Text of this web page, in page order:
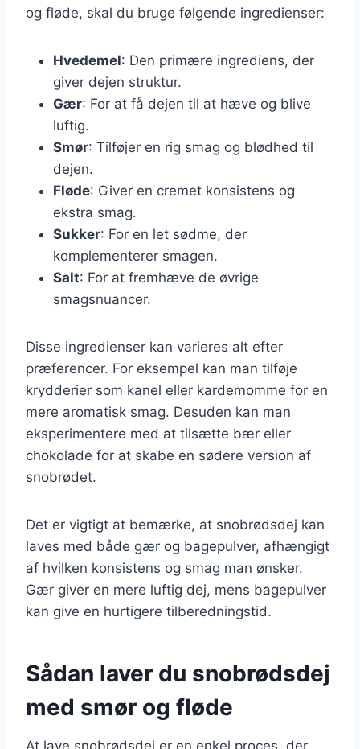
og fløde, skal du bruge følgende ingredienser:
Hvedemel: Den primære ingrediens, der
giver dejen struktur.
Gær: For at få dejen til at hæve og blive
luftig.
Smør: Tilføjer en rig smag og blødhed til
dejen.
Fløde: Giver en cremet konsistens og
ekstra smag.
Sukker: For en let sødme, der
komplementerer smagen.
Salt: For at fremhæve de øvrige
smagsnuancer.
Disse ingredienser kan varieres alt efter
præferencer. For eksempel kan man tilføje
krydderier som kanel eller kardemomme for en
mere aromatisk smag. Desuden kan man
eksperimentere med at tilsætte bær eller
chokolade for at skabe en sødere version af
snobrødet.
Det er vigtigt at bemærke, at snobrødsdej kan
laves med både gær og bagepulver, afhængigt
af hvilken konsistens og smag man ønsker.
Gær giver en mere luftig dej, mens bagepulver
kan give en hurtigere tilberedningstid.
Sådan laver du snobrødsdej
med smør og fløde
At lave snobrødsdej er en enkel proces, der